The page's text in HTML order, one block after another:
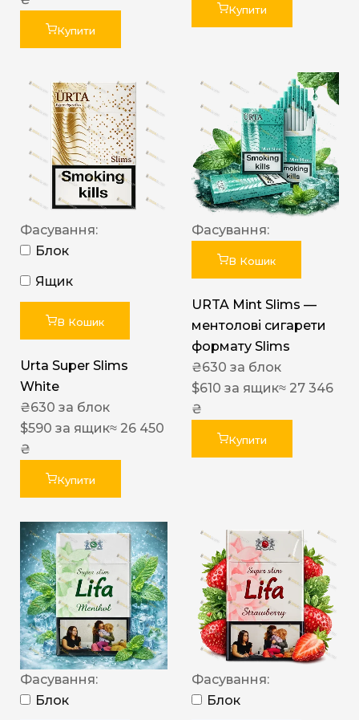
Купити
Купити
Фасування:
Блок
Ящик
В Кошик
Urta Super Slims
White
₴630 за блок
$590 за ящик≈ 26 450
₴
Купити
Фасування:
В Кошик
URTA Mint Slims —
ментолові сигарети
формату Slims
₴630 за блок
$610 за ящик≈ 27 346
₴
Купити
Фасування:
Блок
Фасування:
Блок